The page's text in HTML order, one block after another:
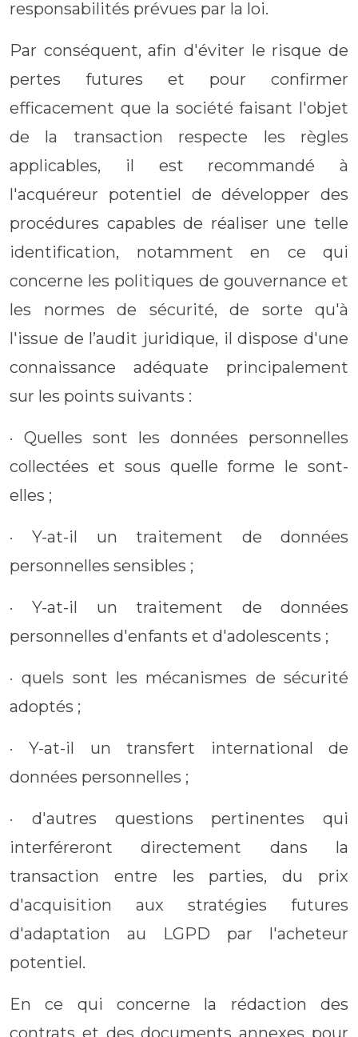
responsabilités prévues par la loi.
Par conséquent, afin d'éviter le risque de
pertes futures et pour confirmer
efficacement que la société faisant l'objet
de la transaction respecte les règles
applicables, il est recommandé à
l'acquéreur potentiel de développer des
procédures capables de réaliser une telle
identification, notamment en ce qui
concerne les politiques de gouvernance et
les normes de sécurité, de sorte qu'à
l'issue de l’audit juridique, il dispose d'une
connaissance adéquate principalement
sur les points suivants :
· Quelles sont les données personnelles
collectées et sous quelle forme le sont-
elles ;
· Y-at-il un traitement de données
personnelles sensibles ;
· Y-at-il un traitement de données
personnelles d'enfants et d'adolescents ;
· quels sont les mécanismes de sécurité
adoptés ;
· Y-at-il un transfert international de
données personnelles ;
· d'autres questions pertinentes qui
interféreront directement dans la
transaction entre les parties, du prix
d'acquisition aux stratégies futures
d'adaptation au LGPD par l'acheteur
potentiel.
En ce qui concerne la rédaction des
contrats et des documents annexes pour